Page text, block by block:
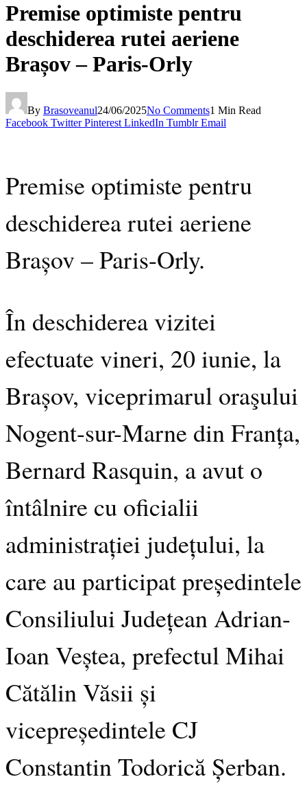
Premise optimiste pentru
deschiderea rutei aeriene
Brașov – Paris-Orly
By Brasoveanul24/06/2025No Comments1 Min Read
Facebook Twitter Pinterest LinkedIn Tumblr Email
Premise optimiste pentru
deschiderea rutei aeriene
Brașov – Paris-Orly.
În deschiderea vizitei
efectuate vineri, 20 iunie, la
Brașov, viceprimarul oraşului
Nogent-sur-Marne din Franța,
Bernard Rasquin, a avut o
întâlnire cu oficialii
administrației județului, la
care au participat președintele
Consiliului Județean Adrian-
Ioan Veștea, prefectul Mihai
Cătălin Văsii și
vicepreședintele CJ
Constantin Todorică Șerban.